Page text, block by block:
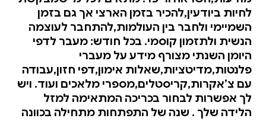
לחיות ביודעין,להכיר בזמן הארצי אך גם בזמן
השמיימי ולחבר בין העולמות,להתחבר לעוצמה
הנשית ולתזמון קוסמי. בכל חודש: מעבר לדפי
היומן השנתי מצורף מידע על מעברי
פלנטות,מדיטציות,שאלות אימון,דפי חזון,עבודה
עם צ’אקרות,קריסטלים,מספרי מלאכים ועוד. ויש
לך אפשרות לבחור בכריכה המתאימה למזל
הלידה שלך . שנה של התפתחות מתחילה בכוונה